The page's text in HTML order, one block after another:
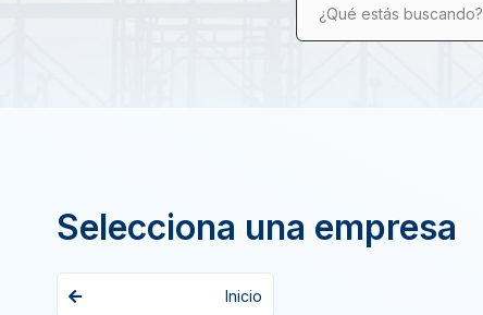
¿Qué estás buscando?
Selecciona una empresa
Inicio